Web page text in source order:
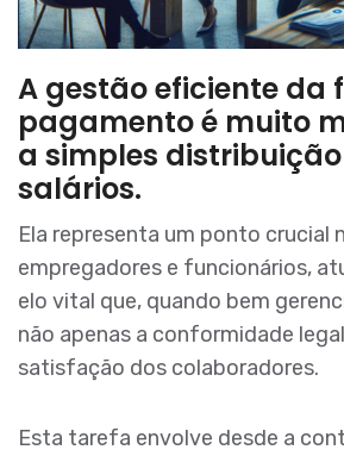
A gestão eficiente da
pagamento é muito
a simples
salários.
Ela representa um ponto crucial
empregadores e funcionários,
elo vital que, quando bem
não apenas a conformidade
satisfação dos colaboradores.
Esta tarefa envolve desde a